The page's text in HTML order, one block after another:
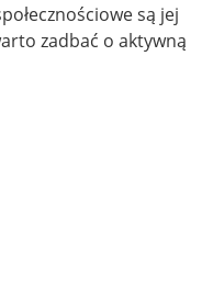
są jej
zadbać o aktywną